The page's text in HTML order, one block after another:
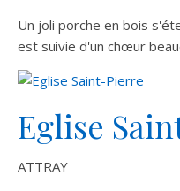
Un joli porche en bois
est suivie d'un chœur
Eglise
ATTRAY